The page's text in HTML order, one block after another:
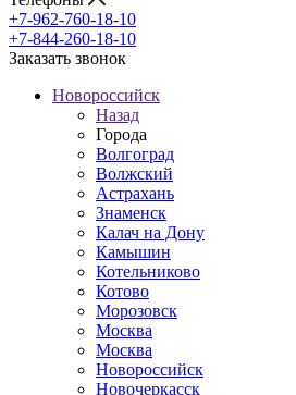
+7-962-760-18-10
+7-844-260-18-10
Заказать звонок
Новороссийск
Назад
Города
Волгоград
Волжский
Астрахань
Знаменск
Калач на Дону
Камышин
Котельниково
Котово
Морозовск
Москва
Москва
Новороссийск
Новочеркасск